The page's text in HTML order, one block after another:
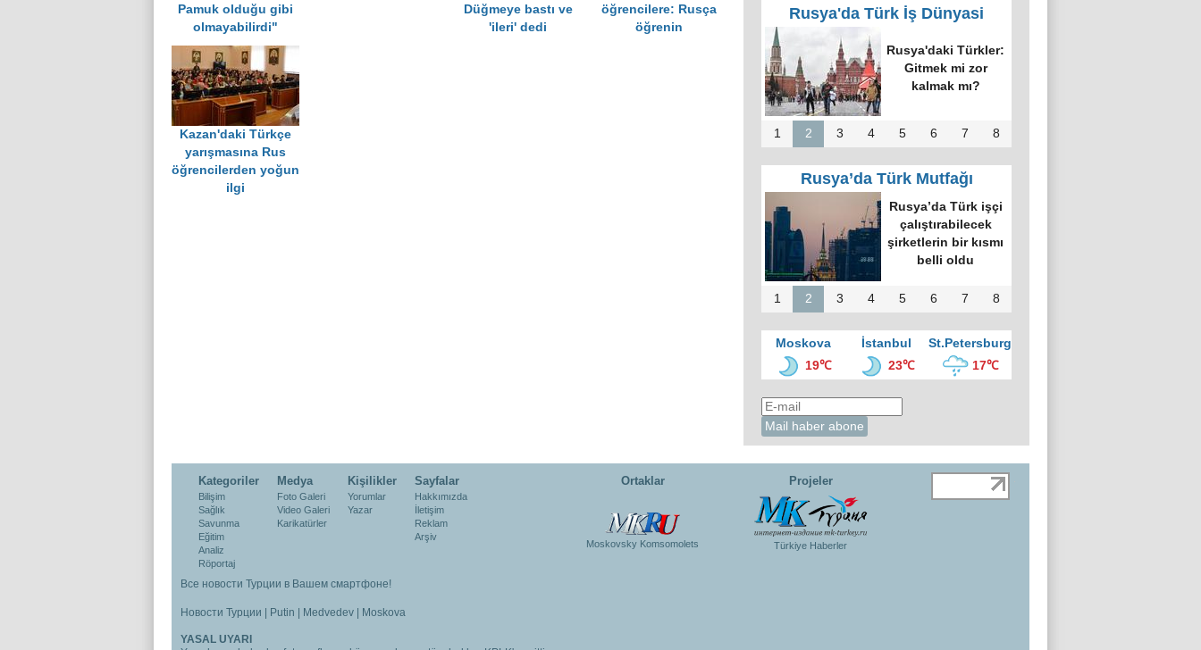
Pamuk olduğu gibi
olmayabilirdi"
Düğmeye bastı ve
'ileri' dedi
öğrencilere: Rusça
öğrenin
Kazan'daki Türkçe
yarışmasına Rus
öğrencilerden yoğun
ilgi
Rusya'da Türk İş Dünyasi
Rusya'daki Türkler:
Gitmek mi zor
kalmak mı?
1 2 3 4 5 6 7 8
Rusya’da Türk Mutfağı
Rusya’da Türk işçi
çalıştırabilecek
şirketlerin bir kısmı
belli oldu
1 2 3 4 5 6 7 8
Moskova İstanbul
St.Petersburg
19℃
23℃ 17℃
Kategoriler
Bilişim
Sağlık
Savunma
Eğitim
Analiz
Röportaj
Medya
Foto Galeri
Video Galeri
Karikatürler
Kişilikler
Yorumlar
Yazar
Sayfalar
Hakkımızda
İletişim
Reklam
Arşiv
Ortaklar
Moskovsky Komsomolets
Projeler
Türkiye Haberler
Все новости Турции в Вашем смартфоне!
Новости Турции Putin Medvedev Moskova
YASAL UYARI